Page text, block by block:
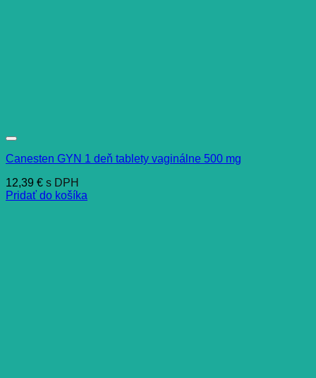
Canesten GYN 1 deň tablety vaginálne 500 mg
12,39 € s DPH
Pridať do košíka